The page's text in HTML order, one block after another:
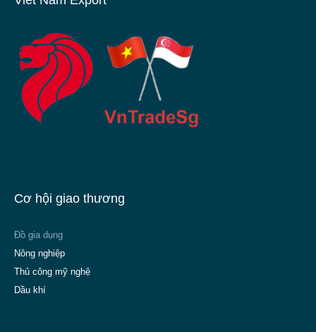
Cơ hội giao thương
Đồ gia dụng
Nông nghiệp
Thủ công mỹ nghệ
Dầu khí